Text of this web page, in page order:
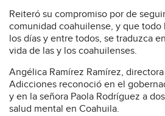
Reiteró su compromiso por de
comunidad coahuilense, y que todo
los días y entre todos, se traduzca
vida de las y los coahuilenses.
Angélica Ramírez Ramírez,
Adicciones reconoció en el
y en la señora Paola Rodríguez a
salud mental en Coahuila.